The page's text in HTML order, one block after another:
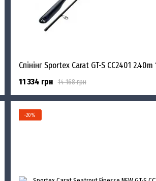
14 168 грн
11 334 грн
−20%